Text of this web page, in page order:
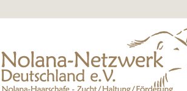
Aktuelles Der Verein